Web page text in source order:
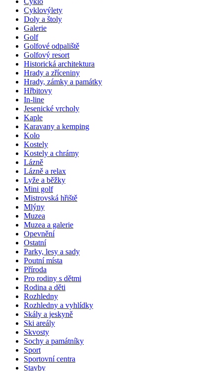
Cyklovýlety
Doly a štoly
Galerie
Golf
Golfové odpaliště
Golfový resort
Historická architektura
Hrady a zříceniny
Hrady, zámky a památky
Hřbitovy
In-line
Jesenické vrcholy
Kaple
Karavany a kemping
Kolo
Kostely
Kostely a chrámy
Lázně
Lázně a relax
Lyže a běžky
Mini golf
Mistrovská hřiště
Mlýny
Muzea
Muzea a galerie
Opevnění
Ostatní
Parky, lesy a sady
Poutní místa
Příroda
Pro rodiny s dětmi
Rodina a děti
Rozhledny
Rozhledny a vyhlídky
Skály a jeskyně
Ski areály
Skvosty
Sochy a památníky
Sport
Sportovní centra
Stavby